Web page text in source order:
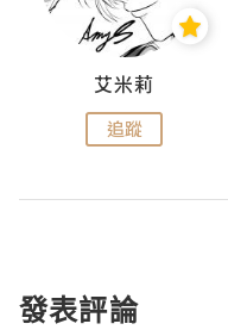
艾米莉
追蹤
發表評論